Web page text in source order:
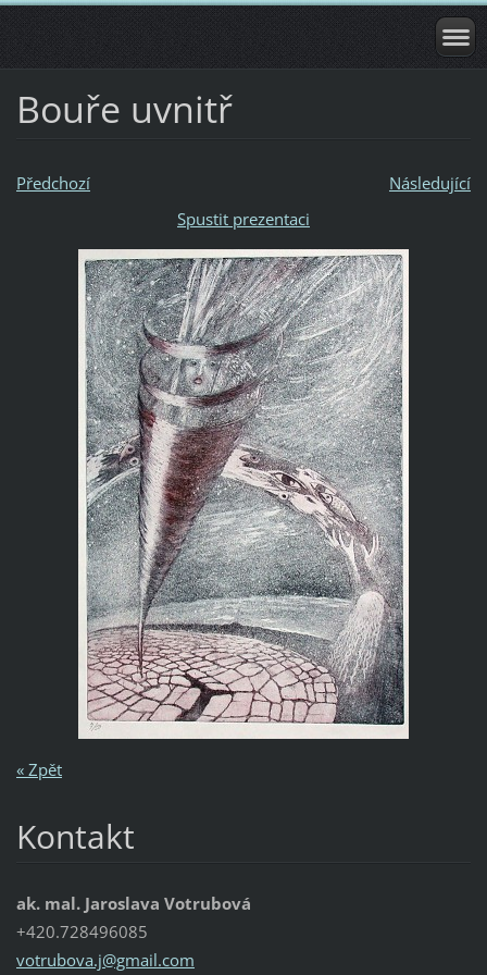
Bouře uvnitř
Předchozí
Následující
Spustit prezentaci
« Zpět
Kontakt
ak. mal. Jaroslava Votrubová
+420.728496085
votrubova.j@gmail.com